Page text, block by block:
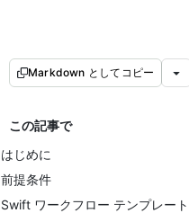
Markdown としてコピー
この記事で
はじめに
前提条件
Swift ワークフロー テンプレー